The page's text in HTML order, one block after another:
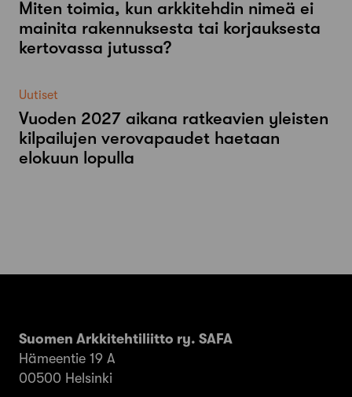
Miten toimia, kun arkkitehdin nimeä ei
mainita rakennuksesta tai korjauksesta
kertovassa jutussa?
Uutiset
Vuoden 2027 aikana ratkeavien yleisten
kilpailujen verovapaudet haetaan
elokuun lopulla
Suomen Arkkitehtiliitto ry. SAFA
Hämeentie 19 A
00500 Helsinki